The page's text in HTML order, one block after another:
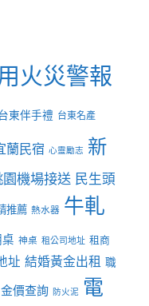
火災警報
東伴手禮 台東名產
蘭民宿 心靈勵志 新
園機場接送 民生頭
推薦 熱水器 牛軋
神桌 租公司地址 租商
址 結婚黃金出租 職
金價查詢 防火泥
電